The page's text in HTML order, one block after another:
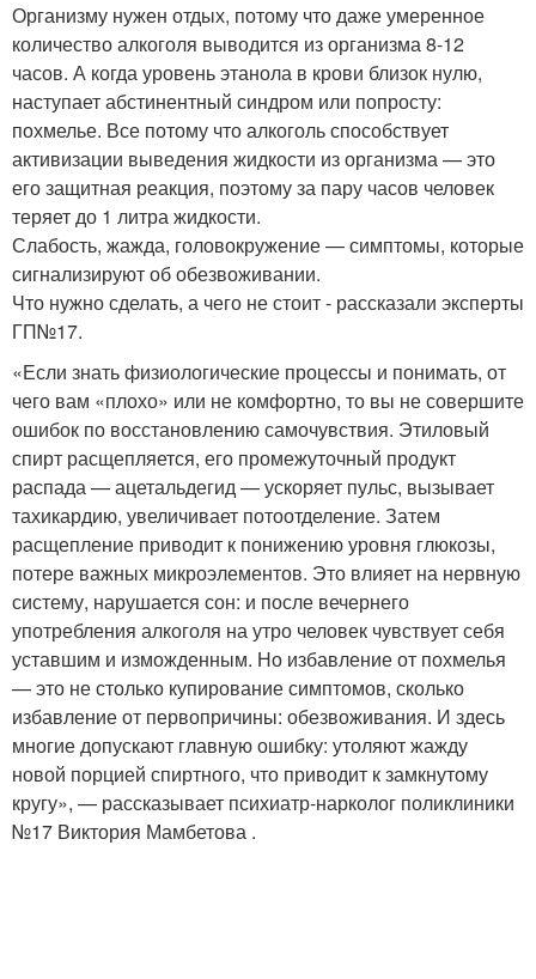
Организму нужен отдых, потому что даже умеренное
количество алкоголя выводится из организма 8-12
часов. А когда уровень этанола в крови близок нулю,
наступает абстинентный синдром или попросту:
похмелье. Все потому что алкоголь способствует
активизации выведения жидкости из организма — это
его защитная реакция, поэтому за пару часов человек
теряет до 1 литра жидкости.
Слабость, жажда, головокружение — симптомы, которые
сигнализируют об обезвоживании.
Что нужно сделать, а чего не стоит - рассказали эксперты
ГП№17.
«Если знать физиологические процессы и понимать, от
чего вам «плохо» или не комфортно, то вы не совершите
ошибок по восстановлению самочувствия. Этиловый
спирт расщепляется, его промежуточный продукт
распада — ацетальдегид — ускоряет пульс, вызывает
тахикардию, увеличивает потоотделение. Затем
расщепление приводит к понижению уровня глюкозы,
потере важных микроэлементов. Это влияет на нервную
систему, нарушается сон: и после вечернего
употребления алкоголя на утро человек чувствует себя
уставшим и изможденным. Но избавление от похмелья
— это не столько купирование симптомов, сколько
избавление от первопричины: обезвоживания. И здесь
многие допускают главную ошибку: утоляют жажду
новой порцией спиртного, что приводит к замкнутому
кругу», — рассказывает психиатр-нарколог поликлиники
№17 Виктория Мамбетова .